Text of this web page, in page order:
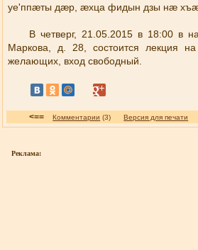
уе'ппæты дæр, æхца фидын дзы нæ
В четверг, 21.05.2015 в 18:00 в
Маркова, д. 28, состоится лекция
желающих, вход свободный.
<== Комментарии (3)Версия для печати
Реклама: